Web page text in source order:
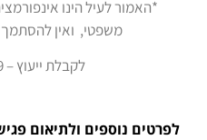
*האמור לעיל הינו
משפטי, ואין להסתמך
לקבלת ייעוץ – 0544-344-399
לפרטים נוספים ולתיאום